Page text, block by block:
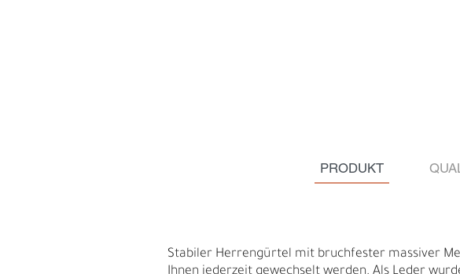
PRODUKT
Stabiler Herrengürtel mit bruchfester massiver